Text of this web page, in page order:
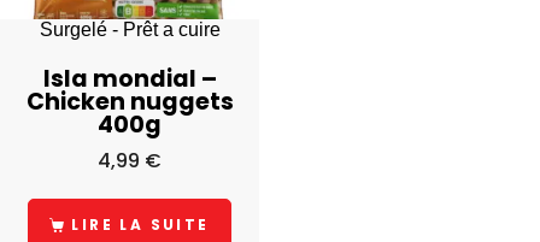
Surgelé - Prêt a cuire
Isla mondial –
Chicken nuggets
400g
4,99 €
LIRE LA SUITE